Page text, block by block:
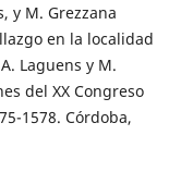
y M. Grezzana
en la localidad
Laguens y M.
del XX Congreso
1578. Córdoba,